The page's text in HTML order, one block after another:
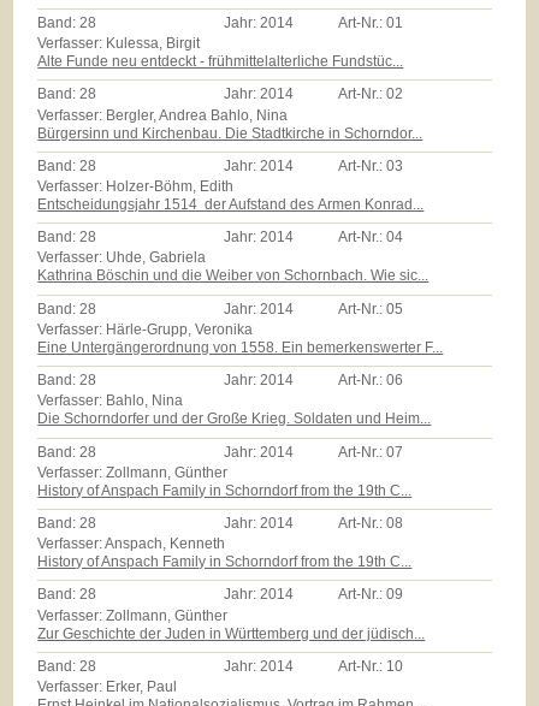
Band:28 Jahr:2014 Art-Nr.:01
Verfasser: Kulessa, Birgit
Alte Funde neu entdeckt - frühmittelalterliche Fundstüc...
Band:28 Jahr:2014 Art-Nr.:02
Verfasser: Bergler, Andrea Bahlo, Nina
Bürgersinn und Kirchenbau. Die Stadtkirche in Schorndor...
Band:28 Jahr:2014 Art-Nr.:03
Verfasser: Holzer-Böhm, Edith
Entscheidungsjahr 1514  der Aufstand des Armen Konrad...
Band:28 Jahr:2014 Art-Nr.:04
Verfasser: Uhde, Gabriela
Kathrina Böschin und die Weiber von Schornbach. Wie sic...
Band: 28 Jahr: 2014 Art-Nr.:05
Verfasser: Härle-Grupp, Veronika
Eine Untergängerordnung von 1558. Ein bemerkenswerter F...
Band:28 Jahr:2014 Art-Nr.:06
Verfasser: Bahlo, Nina
Die Schorndorfer und der Große Krieg. Soldaten und Heim...
Band: 28 Jahr: 2014 Art-Nr.:07
Verfasser: Zollmann, Günther
History of Anspach Family in Schorndorf from the 19th C...
Band:28 Jahr:2014 Art-Nr.:08
Verfasser: Anspach, Kenneth
History of Anspach Family in Schorndorf from the 19th C...
Band:28 Jahr:2014 Art-Nr.:09
Verfasser: Zollmann, Günther
Zur Geschichte der Juden in Württemberg und der jüdisch...
Band:28 Jahr:2014 Art-Nr.: 10
Verfasser: Erker, Paul